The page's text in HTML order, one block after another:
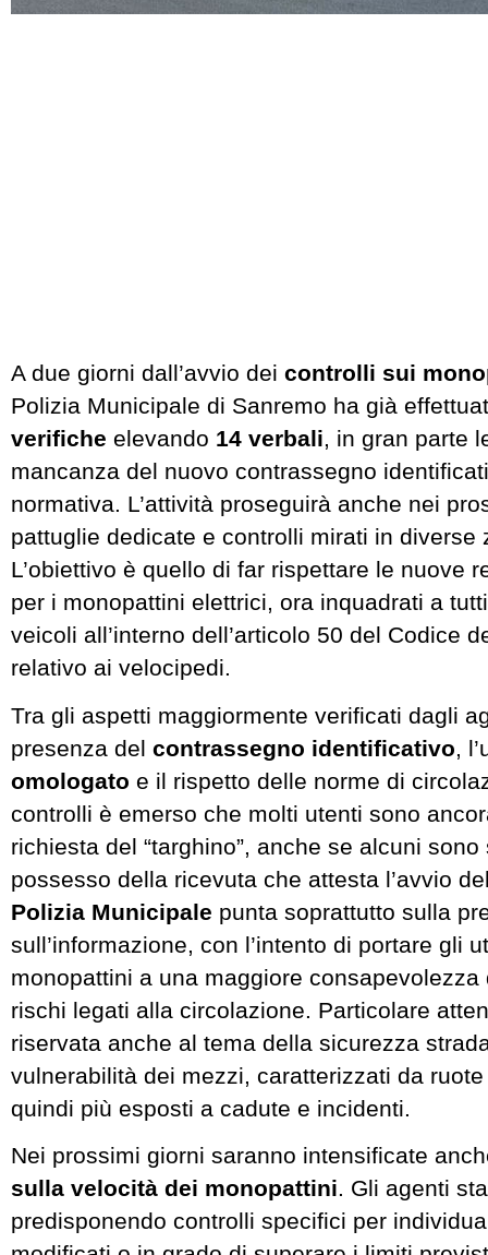
A due giorni dall’avvio dei controlli sui
Polizia Municipale di Sanremo ha già
verifiche elevando 14 verbali, in gran parte
mancanza del nuovo contrassegno
normativa. L’attività proseguirà anche nei
pattuglie dedicate e controlli mirati in diverse
L’obiettivo è quello di far rispettare le nuove
per i monopattini elettrici, ora inquadrati a
veicoli all’interno dell’articolo 50 del Codice
relativo ai velocipedi.
Tra gli aspetti maggiormente verificati dagli
presenza del contrassegno identificativo ,
omologato e il rispetto delle norme di
controlli è emerso che molti utenti sono
richiesta del “targhino”, anche se alcuni
possesso della ricevuta che attesta l’avvio
Polizia Municipale punta soprattutto sulla
sull’informazione, con l’intento di portare gli
monopattini a una maggiore
rischi legati alla circolazione. Particolare
riservata anche al tema della sicurezza
vulnerabilità dei mezzi, caratterizzati da
quindi più esposti a cadute e incidenti.
Nei prossimi giorni saranno intensificate
sulla velocità dei monopattini. Gli agenti
predisponendo controlli specifici per